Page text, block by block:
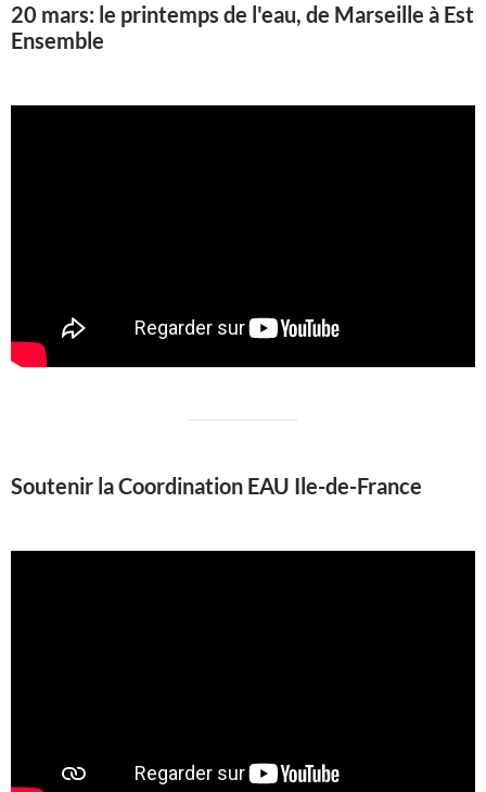
20 mars: le printemps de l'eau, de Marseille à Est
Ensemble
Soutenir la Coordination EAU Ile-de-France